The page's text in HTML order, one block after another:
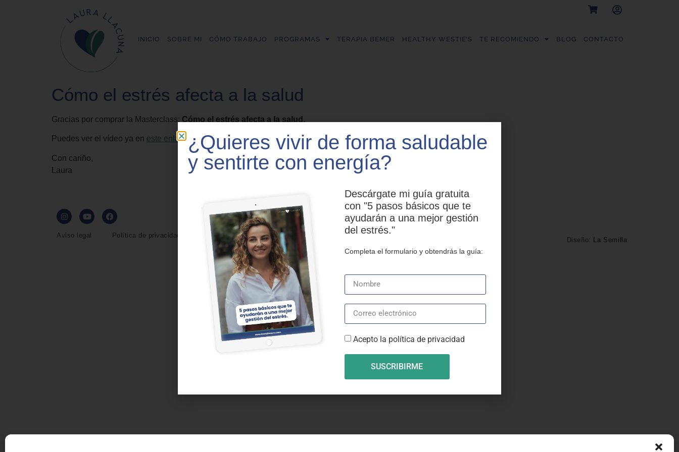
INICIO SOBRE MI CÓMO TRABAJO PROGRAMAS TERAPIA BEMER HEALTHY WESTIE’S TE RECOMIENDO BLOG CONTACTO
Cómo el estrés afecta a la salud
Gracias por comprar la Masterclass: Cómo el estrés afecta a la salud.
Puedes ver el vídeo ya en este enlace.
Con cariño,
Laura
Aviso legal Política de privacidad Política de cookies (UE)
Diseño: La Semilla
¿Quieres vivir de forma saludable
y sentirte con energía?
Descárgate mi guía gratuita
con "5 pasos básicos que te
ayudarán a una mejor gestión
del estrés."
Completa el formulario y obtendrás la guía:
Acepto la política de privacidad
SUSCRIBIRME